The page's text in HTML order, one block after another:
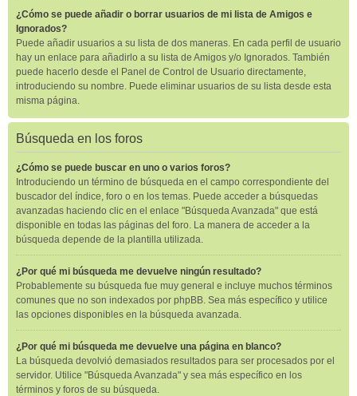
¿Cómo se puede añadir o borrar usuarios de mi lista de Amigos e
Ignorados?
Puede añadir usuarios a su lista de dos maneras. En cada perfil de usuario
hay un enlace para añadirlo a su lista de Amigos y/o Ignorados. También
puede hacerlo desde el Panel de Control de Usuario directamente,
introduciendo su nombre. Puede eliminar usuarios de su lista desde esta
misma página.
Búsqueda en los foros
¿Cómo se puede buscar en uno o varios foros?
Introduciendo un término de búsqueda en el campo correspondiente del
buscador del índice, foro o en los temas. Puede acceder a búsquedas
avanzadas haciendo clic en el enlace "Búsqueda Avanzada" que está
disponible en todas las páginas del foro. La manera de acceder a la
búsqueda depende de la plantilla utilizada.
¿Por qué mi búsqueda me devuelve ningún resultado?
Probablemente su búsqueda fue muy general e incluye muchos términos
comunes que no son indexados por phpBB. Sea más específico y utilice
las opciones disponibles en la búsqueda avanzada.
¿Por qué mi búsqueda me devuelve una página en blanco?
La búsqueda devolvió demasiados resultados para ser procesados por el
servidor. Utilice "Búsqueda Avanzada" y sea más específico en los
términos y foros de su búsqueda.